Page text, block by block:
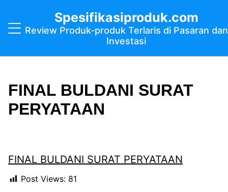
Spesifikasiproduk.com
Review Produk-produk Terlaris di Pasaran dan
Investasi
FINAL BULDANI SURAT
PERYATAAN
FINAL BULDANI SURAT PERYATAAN
Post Views: 81